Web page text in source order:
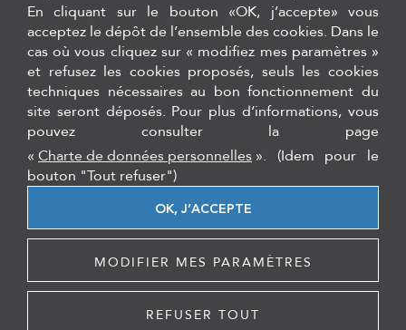
Logiciels de traçabilité de stérilisation, logiciel de gestion de stock
et formations Hygiène Asepsie
12 rue du 35ème régiment d'aviation - 69500, Bron
Tél. :+33 (0)4 27 11 85 26
secretariat@cqo-dentaire.fr
FORMATIONS
TEAMVIEWER
En cliquant sur le bouton «OK, j’accepte» vous
acceptez le dépôt de l’ensemble des cookies. Dans le
cas où vous cliquez sur « modifiez mes paramètres »
et refusez les cookies proposés, seuls les cookies
techniques nécessaires au bon fonctionnement du
site seront déposés. Pour plus d’informations, vous
pouvez consulter la page
« Charte de données personnelles ». (Idem pour le
bouton "Tout refuser")
OK, J’ACCEPTE
MODIFIER MES PARAMÈTRES
REFUSER TOUT